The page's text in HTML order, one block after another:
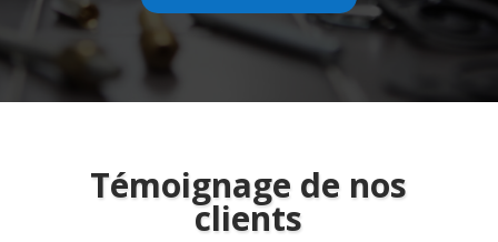
Témoignage de nos
clients